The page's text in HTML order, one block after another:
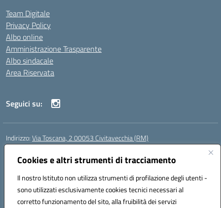
Cookies e altri strumenti di tracciamento
Il nostro Istituto non utilizza strumenti di profilazione degli utenti -
sono utilizzati esclusivamente cookies tecnici necessari al
corretto funzionamento del sito, alla fruibilità dei servizi
Team Digitale
Privacy Policy
Albo online
Amministrazione Trasparente
Albo sindacale
Area Riservata
Seguici su:
Indirizzo:Via Toscana, 2 00053 Civitavecchia (RM)
Centralino:
Posta elettronica certificata (PEC):rmic8b900g@pec.istruzione.it
Codice fiscale: 91038380589
Codice meccanografico:RMIC8B900G
Codice Indice delle Pubbliche Amministrazioni (IPA): istsc_rmic8b900g